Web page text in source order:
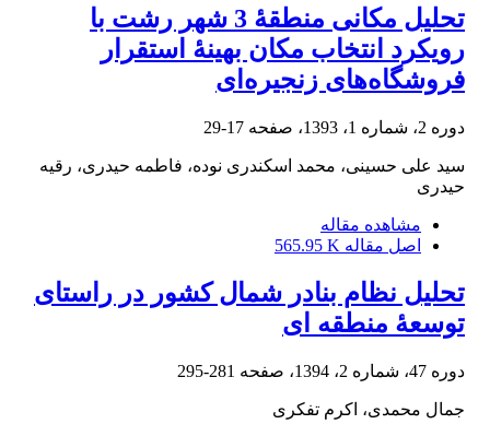
تحلیل مکانی منطقۀ 3 شهر رشت با
رویکرد انتخاب مکان بهینۀ استقرار
فروشگاه‌های زنجیره‌ای
دوره 2، شماره 1، 1393، صفحه 17-29
سید علی حسینی، محمد اسکندری نوده، فاطمه حیدری، رقیه
حیدری
مشاهده مقاله
اصل مقاله 565.95 K
تحلیل نظام بنادر شمال کشور در راستای
توسعۀ منطقه ای
دوره 47، شماره 2، 1394، صفحه 281-295
جمال محمدی، اکرم تفکری